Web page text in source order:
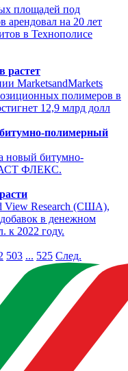
площадей под
арендовал на 20 лет
в Технополисе
растет
MarketsandMarkets
полимеров в
12,9 млрд долл
полимерный
новый битумно-
ФЛЕКС.
View Research (США),
в денежном
к 2022 году.
503 ... 525 След.